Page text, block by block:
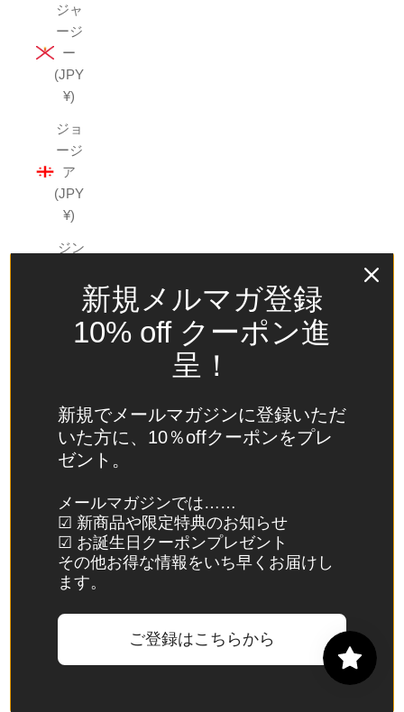
ジャ
ージ
ー
(JPY
¥)
ジョ
ージ
ア
(JPY
¥)
ジン
(USD
(CHF
CHF)
スウ
デン
(SEK
kr)
スバ
島・
新規メルマガ登録
10% off クーポン進
呈！
新規でメールマガジンに登録いただ
いた方に、10％offクーポンをプレ
ゼント。
メールマガジンでは……
☑ 新商品や限定特典のお知らせ
☑ お誕生日クーポンプレゼント
その他お得な情報をいち早くお届けし
ます。
ご登録はこちらから